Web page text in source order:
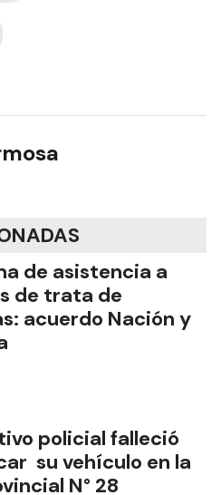
de asistencia a
de trata de
acuerdo Nación y